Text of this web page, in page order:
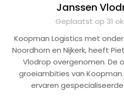
Janssen
Geplaatst op 31
Koopman Logistics met
Noordhorn en Nijkerk, heeft
Vlodrop overgenomen. De
groeiambities van
ervaren